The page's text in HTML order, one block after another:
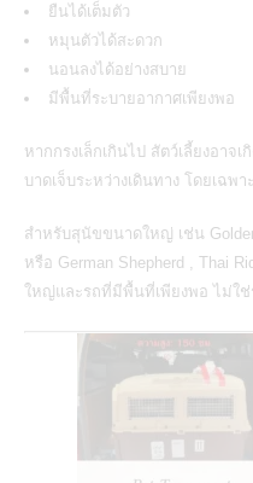
ยืนได้เต็มตัว
หมุนตัวได้สะดวก
นอนลงได้อย่างสบาย
มีพื้นที่ระบายอากาศเพียงพอ
หากกรงเล็กเกินไป สัตว์เลี้ยงอาจ
บาดเจ็บระหว่างเดินทาง โดยเฉพ
สำหรับสุนัขขนาดใหญ่ เช่น
หรือ German Shepherd , Thai
ใหญ่และรถที่มีพื้นที่เพียงพอ ไม่ใ